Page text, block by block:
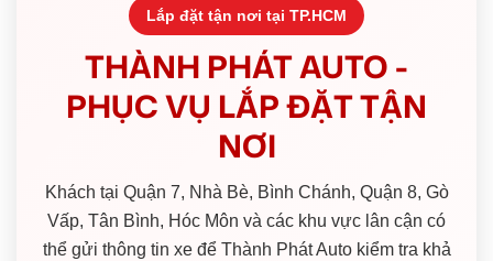
Lắp đặt tận nơi tại TP.HCM
THÀNH PHÁT AUTO -
PHỤC VỤ LẮP ĐẶT TẬN
NƠI
Khách tại Quận 7, Nhà Bè, Bình Chánh, Quận 8, Gò
Vấp, Tân Bình, Hóc Môn và các khu vực lân cận có
thể gửi thông tin xe để Thành Phát Auto kiểm tra khả